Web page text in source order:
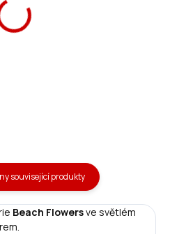
související produkty
Beach Flowersve světlém